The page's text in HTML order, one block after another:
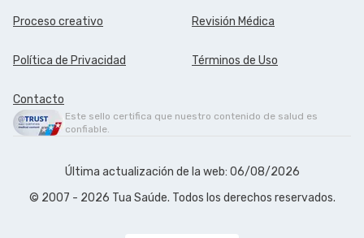
Proceso creativo Revisión Médica
Política de Privacidad Términos de Uso
Contacto
Este sello certifica que nuestro contenido de salud es
confiable.
Última actualización de la web: 06/08/2026
© 2007 - 2026 Tua Saúde. Todos los derechos reservados.